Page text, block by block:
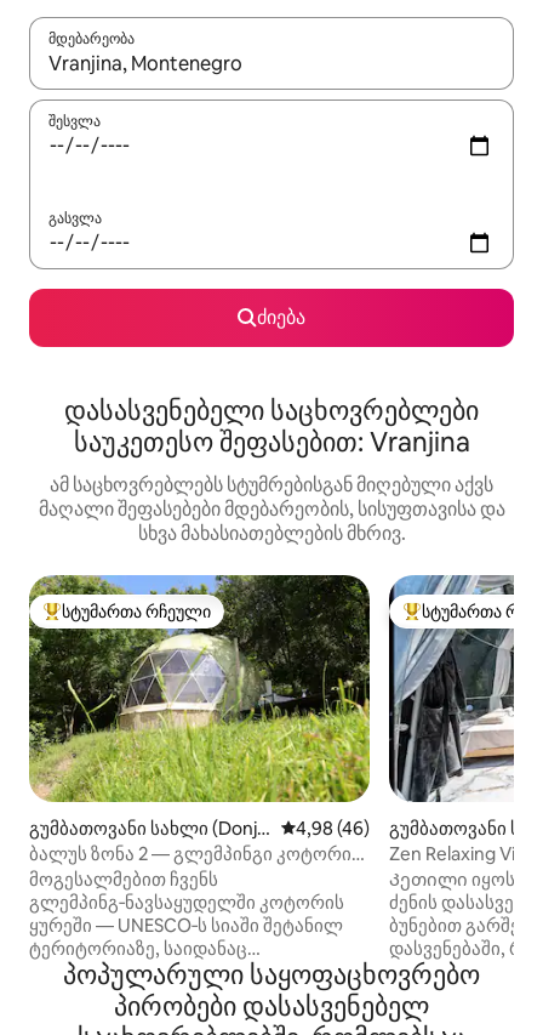
მდებარეობა
როცა შედეგები ხელმისაწვდომი გახდება, ნავიგაციისთვის
შესვლა
გასვლა
ძიება
დასასვენებელი საცხოვრებლები
საუკეთესო შეფასებით: Vranjina
ამ საცხოვრებლებს სტუმრებისგან მიღებული აქვს
მაღალი შეფასებები მდებარეობის, სისუფთავისა და
სხვა მახასიათებლების მხრივ.
სტუმართა რჩეული მოწინავე ვარიანტი
სტუმართა რჩეული
გუმბათოვანი სახლი (Donji
Stoliv)
საშუალო შეფასებაა 5‑დან
4,98 (46)
ბალუს ზონა 2 — გლემპინგი კოტორის
ყურეში
მოგესალმებით ჩვენს
გლემპინგ‑ნავსაყუდელში კოტორის
ყურეში — UNESCO‑ს სიაში შეტანილ
ტერიტორიაზე, საიდანაც
პერასტისა და მისი კუნძულების
ულამაზესი ხედები იშლება. მშვიდ
ქარხნის ტყეში ჩაკარგული ბანაკი
სტუმართა
სტუმართა
გუმბათოვანი
ji Ceklin)
Zen Relaxing
Კეთილი იყოს
ძენის
ბუნებით
დასვენებაში,
უნიკალურ
კერძო
აუზითა და
პოპულარული საყოფაცხოვრებო
პირობები დასასვენებელ